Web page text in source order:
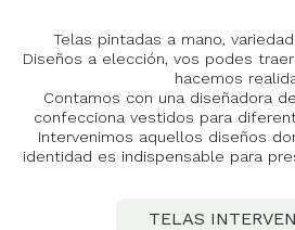
Telas pintadas a mano,
Diseños a elección, vos podes
hacemos
Contamos con una diseñadora
confecciona vestidos para
Intervenimos aquellos diseños
identidad es indispensable para
TELAS